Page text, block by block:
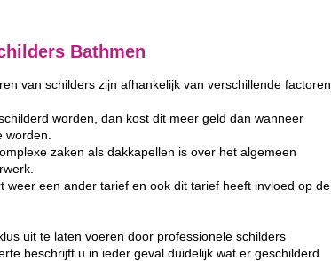
Bathmen
van schilders zijn afhankelijk van verschillende factoren,
worden, dan kost dit meer geld dan wanneer
zaken als dakkapellen is over het algemeen
weer een ander tarief en ook dit tarief heeft invloed op de
uit te laten voeren door professionele schilders
beschrijft u in ieder geval duidelijk wat er geschilderd